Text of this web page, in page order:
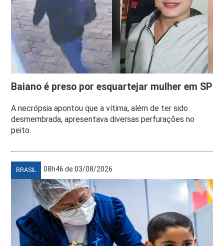
Baiano é preso por esquartejar mulher em SP
A necrópsia apontou que a vítima, além de ter sido
desmembrada, apresentava diversas perfurações no
peito.
BRASIL 08h46 de 03/08/2026